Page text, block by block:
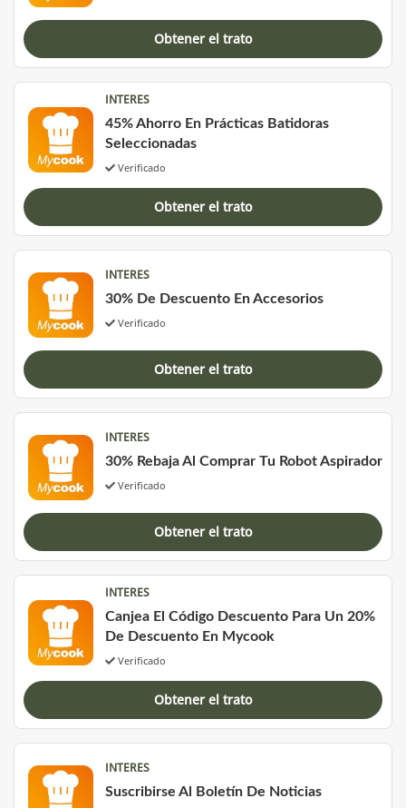
Obtener el trato
INTERES
45% Ahorro En Prácticas Batidoras
Seleccionadas
Verificado
Obtener el trato
INTERES
30% De Descuento En Accesorios
Verificado
Obtener el trato
INTERES
30% Rebaja Al Comprar Tu Robot Aspirador
Verificado
Obtener el trato
INTERES
Canjea El Código Descuento Para Un 20%
De Descuento En Mycook
Verificado
Obtener el trato
INTERES
Suscribirse Al Boletín De Noticias